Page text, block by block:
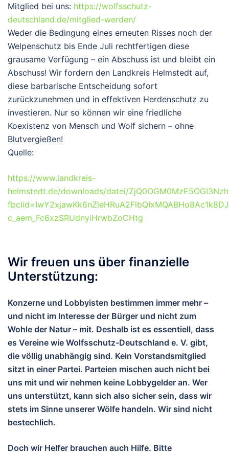
Mitglied bei uns: https://wolfsschutz-
deutschland.de/mitglied-werden/
Weder die Bedingung eines erneuten Risses noch der
Welpenschutz bis Ende Juli rechtfertigen diese
grausame Verfügung – ein Abschuss ist und bleibt ein
Abschuss! Wir fordern den Landkreis Helmstedt auf,
diese barbarische Entscheidung sofort
zurückzunehmen und in effektiven Herdenschutz zu
investieren. Nur so können wir eine friedliche
Koexistenz von Mensch und Wolf sichern – ohne
Blutvergießen!
Quelle:
https://www.landkreis-
helmstedt.de/downloads/datei/
c_aem_Fc6xzSRUdnyiHrwbZoCHtg
Wir freuen uns über finanzielle
Unterstützung:
Konzerne und Lobbyisten bestimmen immer mehr –
und nicht im Interesse der Bürger und nicht zum
Wohle der Natur – mit. Deshalb ist es essentiell, dass
es Vereine wie Wolfsschutz-Deutschland e. V. gibt,
die völlig unabhängig sind. Kein Vorstandsmitglied
sitzt in einer Partei. Parteien mischen auch nicht bei
uns mit und wir nehmen keine Lobbygelder an. Wer
uns unterstützt, kann sich also sicher sein, dass wir
stets im Sinne unserer Wölfe handeln. Wir sind nicht
bestechlich.
Doch wir Helfer brauchen auch Hilfe. Bitte